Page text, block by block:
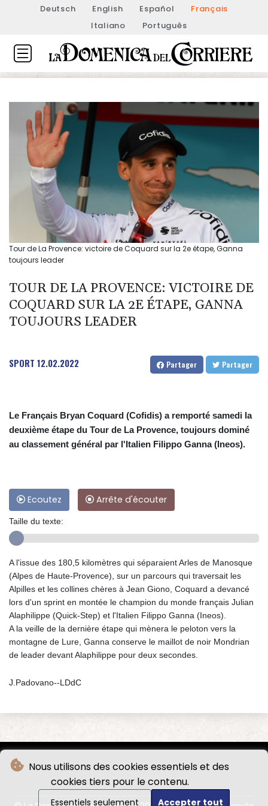
Nous utilisons des cookies essentiels et des
cookies tiers pour le contenu.
Essentiels seulement Accepter tout
Deutsch English Español
Français
Italiano
Português
Tour de La Provence: victoire de Coquard sur la 2e étape, Ganna
toujours leader
TOUR DE LA PROVENCE: VICTOIRE DE
COQUARD SUR LA 2E ÉTAPE, GANNA
TOUJOURS LEADER
SPORT 12.02.2022 Partager Partager
Le Français Bryan Coquard (Cofidis) a remporté samedi la
deuxième étape du Tour de La Provence, toujours dominé
au classement général par l'Italien Filippo Ganna (Ineos).
Ecoutez Arrête d'écouter
Taille du texte:
A l'issue des 180,5 kilomètres qui séparaient Arles de Manosque
(Alpes de Haute-Provence), sur un parcours qui traversait les
Alpilles et les collines chères à Jean Giono, Coquard a devancé
lors d'un sprint en montée le champion du monde français Julian
Alaphilippe (Quick-Step) et l'Italien Filippo Ganna (Ineos).
A la veille de la dernière étape qui mènera le peloton vers la
montagne de Lure, Ganna conserve le maillot de noir Mondrian
de leader devant Alaphilippe pour deux secondes.
J.Padovano--LDdC